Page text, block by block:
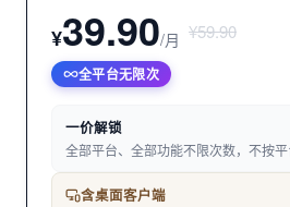
¥39.90/月 ¥59.90
全平台无限次
一价解锁
全部平台、全部功能不限次数，不按平
含桌面客户端